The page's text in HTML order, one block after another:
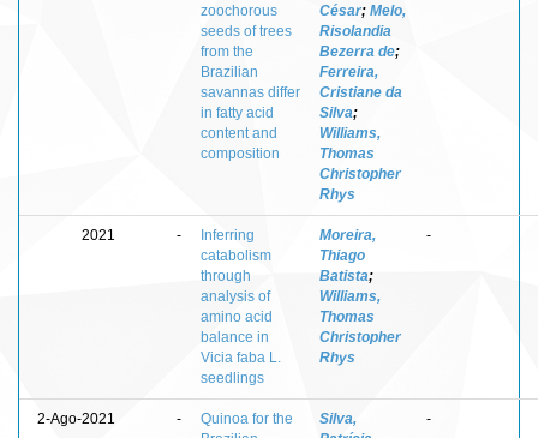
zoochorous
seeds of trees
from the
Brazilian
savannas differ
in fatty acid
content and
composition
César; Melo,
Risolandia
Bezerra de;
Ferreira,
Cristiane da
Silva;
Williams,
Thomas
Christopher
Rhys
2021 -
Inferring
catabolism
through
analysis of
amino acid
balance in
Vicia faba L.
seedlings
Moreira,
Thiago
Batista;
Williams,
Thomas
Christopher
Rhys
-
2-Ago-2021 -
Quinoa for the
Silva,
-